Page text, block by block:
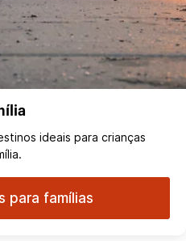
ideais para crianças
para famílias